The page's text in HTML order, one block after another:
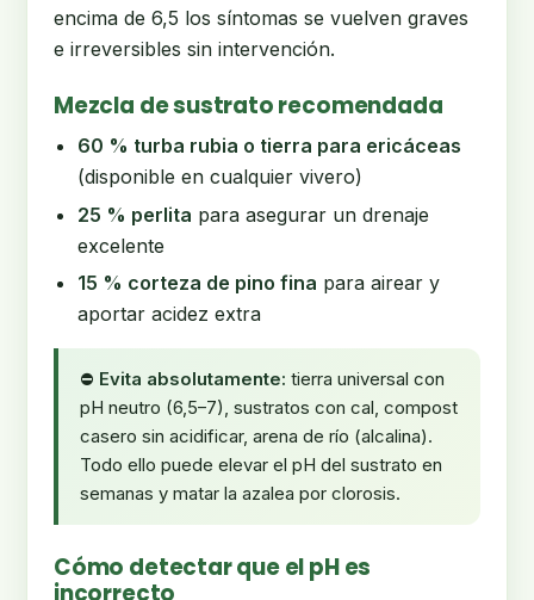
encima de 6,5 los síntomas se vuelven graves
e irreversibles sin intervención.
Mezcla de sustrato recomendada
60 % turba rubia o tierra para ericáceas
(disponible en cualquier vivero)
25 % perlita para asegurar un drenaje
excelente
15 % corteza de pino fina para airear y
aportar acidez extra
⛔ Evita absolutamente: tierra universal con
pH neutro (6,5–7), sustratos con cal, compost
casero sin acidificar, arena de río (alcalina).
Todo ello puede elevar el pH del sustrato en
semanas y matar la azalea por clorosis.
Cómo detectar que el pH es
incorrecto